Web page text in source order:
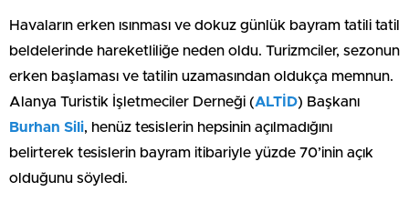
Havaların erken ısınması ve dokuz günlük bayram tatili tatil
beldelerinde hareketliliğe neden oldu. Turizmciler, sezonun
erken başlaması ve tatilin uzamasından oldukça memnun.
Alanya Turistik İşletmeciler Derneği (ALTİD) Başkanı
Burhan Sili, henüz tesislerin hepsinin açılmadığını
belirterek tesislerin bayram itibariyle yüzde 70’inin açık
olduğunu söyledi.